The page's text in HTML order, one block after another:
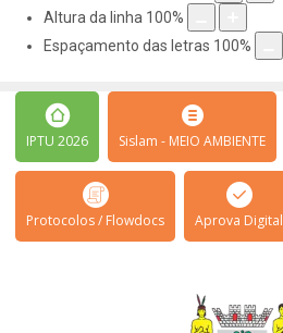
Altura da linha 100%
Espaçamento das letras 100%
IPTU 2026 Sislam - MEIO AMBIENTE
Protocolos / Flowdocs Aprova Digital